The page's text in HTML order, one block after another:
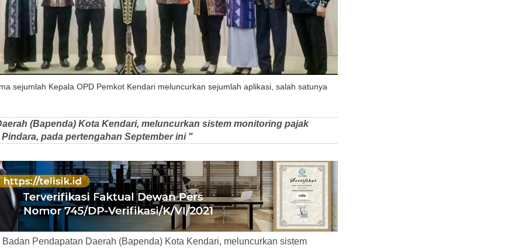
sejumlah Kepala OPD Pemkot Kendari meluncurkan sejumlah aplikasi, salah satunya
(Bapenda) Kota Kendari, meluncurkan sistem monitoring pajak
pada pertengahan September ini "
Pendapatan Daerah (Bapenda) Kota Kendari, meluncurkan sistem